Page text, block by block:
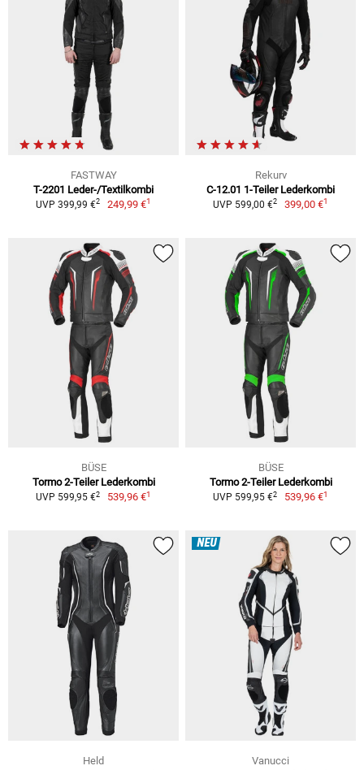
FASTWAY
T-2201 Leder-/Textilkombi
UVP 399,99 €2 249,99 €1
Rekurv
C-12.01 1-Teiler Lederkombi
UVP 599,00 €2 399,00 €1
BÜSE
Tormo 2-Teiler Lederkombi
UVP 599,95 €2 539,96 €1
BÜSE
Tormo 2-Teiler Lederkombi
UVP 599,95 €2 539,96 €1
Held
NEU
Vanucci